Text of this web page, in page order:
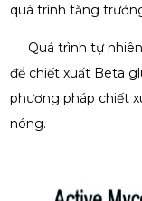
quá trình tăng
Quá trình tự nhiên
để chiết xuất Beta
phương pháp chiết
nóng.